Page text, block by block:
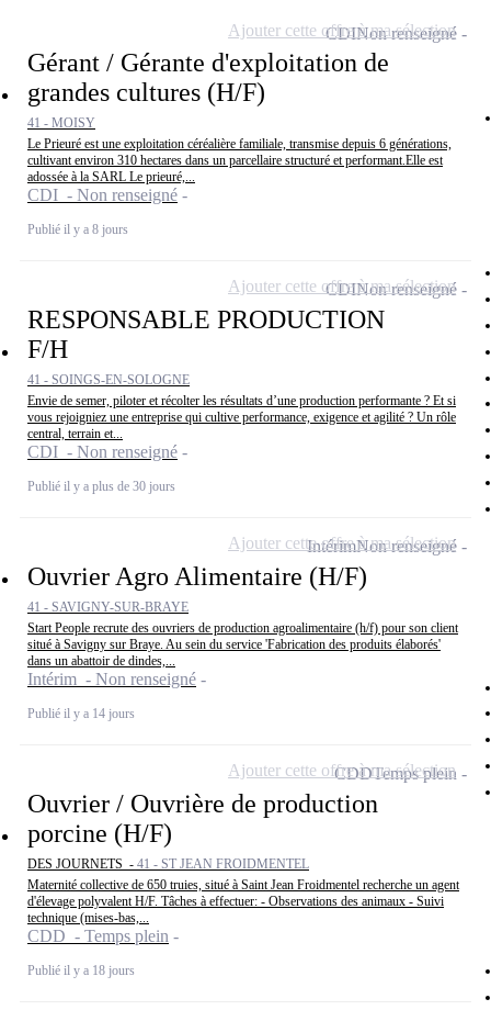
Gérant / Gérante d'exploitation de
grandes cultures (H/F)
41 - MOISY
Le Prieuré est une exploitation céréalière familiale, transmise depuis 6 générations,
cultivant environ 310 hectares dans un parcellaire structuré et performant.Elle est
adossée à la SARL Le prieuré,...
CDI - Non renseigné
Publié il y a 8 jours
CDINon renseigné
Ajouter cette offre à ma sélection
RESPONSABLE PRODUCTION
F/H
41 - SOINGS-EN-SOLOGNE
Envie de semer, piloter et récolter les résultats d’une production performante ? Et si
vous rejoigniez une entreprise qui cultive performance, exigence et agilité ? Un rôle
central, terrain et...
CDI - Non renseigné
Publié il y a plus de 30 jours
CDINon renseigné
Ajouter cette offre à ma sélection
Ouvrier Agro Alimentaire (H/F)
41 - SAVIGNY-SUR-BRAYE
Start People recrute des ouvriers de production agroalimentaire (h/f) pour son client
situé à Savigny sur Braye. Au sein du service 'Fabrication des produits élaborés'
dans un abattoir de dindes,...
Intérim - Non renseigné
Publié il y a 14 jours
IntérimNon renseigné
Ajouter cette offre à ma sélection
Ouvrier / Ouvrière de production
porcine (H/F)
DES JOURNETS - 41 - ST JEAN FROIDMENTEL
Maternité collective de 650 truies, situé à Saint Jean Froidmentel recherche un agent
d'élevage polyvalent H/F. Tâches à effectuer: - Observations des animaux - Suivi
technique (mises-bas,...
CDD - Temps plein
Publié il y a 18 jours
CDDTemps plein
Ajouter cette offre à ma sélection